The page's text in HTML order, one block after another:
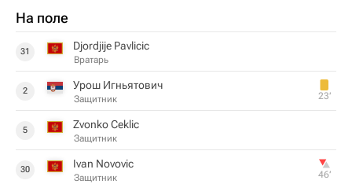
На поле
31 Djordjije Pavlicic
Вратарь
2 Урош Игньятович
Защитник 23‎’‎
5 Zvonko Ceklic
Защитник
30 Ivan Novovic
Защитник 46‎’‎